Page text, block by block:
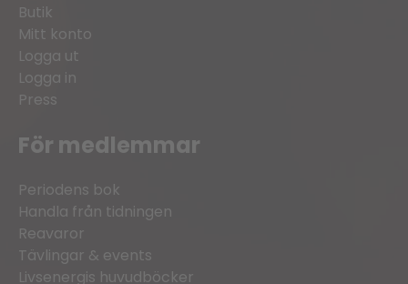
Butik
Mitt konto
Logga ut
Logga in
Press
För medlemmar
Periodens bok
Handla från tidningen
Reavaror
Tävlingar & events
Livsenergis huvudböcker